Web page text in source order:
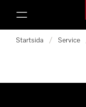
Startsida / Service